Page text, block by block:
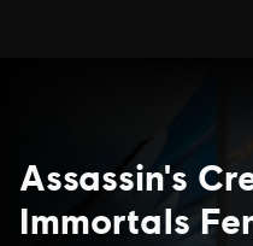
Assassin's
Immortals